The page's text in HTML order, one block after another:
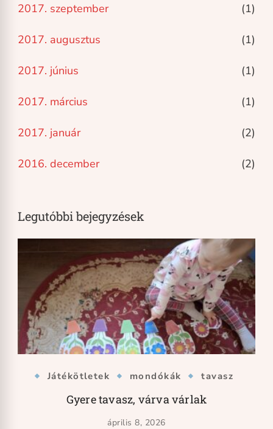
2017. szeptember (1)
2017. augusztus (1)
2017. június (1)
2017. március (1)
2017. január (2)
2016. december (2)
Legutóbbi bejegyzések
Játékötletek mondókák tavasz
Gyere tavasz, várva várlak
április 8, 2026